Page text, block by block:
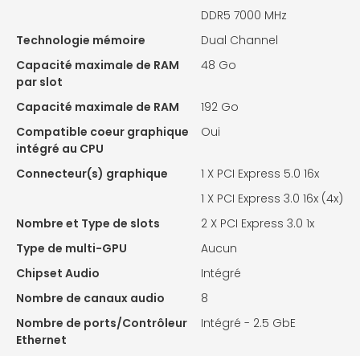
DDR5 7000 MHz
Technologie mémoire
Dual Channel
Capacité maximale de RAM
par slot
48 Go
Capacité maximale de RAM
192 Go
Compatible coeur graphique
intégré au CPU
Oui
Connecteur(s) graphique 1 X PCI Express 5.0 16x
1 X PCI Express 3.0 16x (4x)
Nombre et Type de slots
2 X PCI Express 3.0 1x
Type de multi-GPU
Aucun
Chipset Audio
Intégré
Nombre de canaux audio
8
Nombre de ports/Contrôleur
Ethernet
Intégré - 2.5 GbE